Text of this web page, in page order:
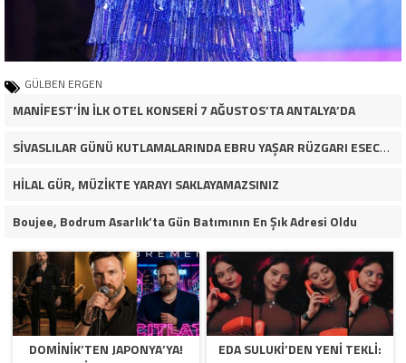
GÜLBEN ERGEN
MANİFEST’İN İLK OTEL KONSERİ 7 AĞUSTOS’TA ANTALYA’DA
SİVASLILAR GÜNÜ KUTLAMALARINDA EBRU YAŞAR RÜZGARI ESECEK!
HİLAL GÜR, MÜZİKTE YARAYI SAKLAYAMAZSINIZ
Boujee, Bodrum Asarlık’ta Gün Batımının En Şık Adresi Oldu
DOMINIK’TEN JAPONYA’YA!
EDA SULUKI’DEN YENI TEKLI: